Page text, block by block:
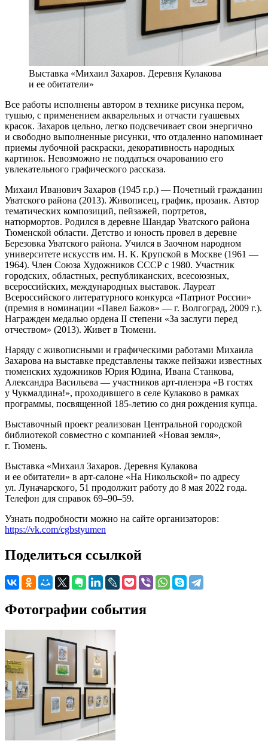
Выставка «Михаил Захаров. Деревня Кулакова
и ее обитатели»
Все работы исполнены автором в технике рисунка пером,
тушью, с применением акварельных и отчасти гуашевых
красок. Захаров цельно, легко подсвечивает свои энергично
и свободно выполненные рисунки, что отдаленно напоминает
приемы лубочной раскраски, декоративность народных
картинок. Невозможно не поддаться очарованию его
увлекательного графического рассказа.
Михаил Иванович Захаров (1945 г.р.) — Почетный гражданин
Уватского района (2013). Живописец, график, прозаик. Автор
тематических композиций, пейзажей, портретов,
натюрмортов. Родился в деревне Шандар Уватского района
Тюменской области. Детство и юность провел в деревне
Березовка Уватского района. Учился в Заочном народном
университете искусств им. Н. К. Крупской в Москве (1961 —
1964). Член Союза Художников СССР с 1980. Участник
городских, областных, республиканских, всесоюзных,
всероссийских, международных выставок. Лауреат
Всероссийского литературного конкурса «Патриот России»
(премия в номинации «Павел Бажов» — г. Волгоград, 2009 г.).
Награжден медалью ордена II степени «За заслуги перед
отчеством» (2013). Живет в Тюмени.
Наряду с живописными и графическими работами Михаила
Захарова на выставке представлены также пейзажи известных
тюменских художников Юрия Юдина, Ивана Станкова,
Александра Васильева — участников арт-пленэра «В гостях
у Чукмалдина!», проходившего в селе Кулаково в рамках
программы, посвященной 185-летию со дня рождения купца.
Выставочный проект реализован Центральной городской
библиотекой совместно с компанией «Новая земля»,
г. Тюмень.
Выставка «Михаил Захаров. Деревня Кулакова
и ее обитатели» в арт-салоне «На Никольской» по адресу
ул. Луначарского, 51 продолжит работу до 8 мая 2022 года.
Телефон для справок 69–90–59.
Узнать подробности можно на сайте организаторов:
https://vk.com/cgbstyumen
Поделиться ссылкой
Фотографии события